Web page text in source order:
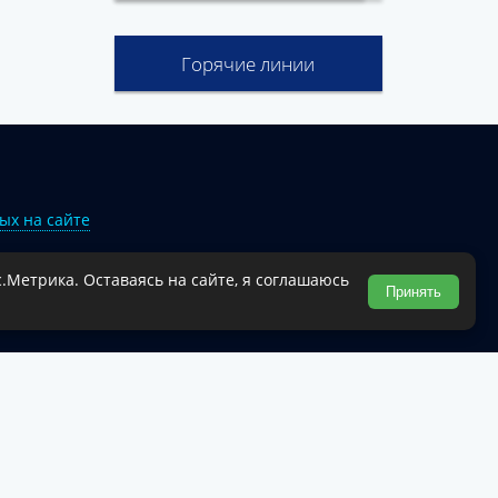
Горячие линии
на сайте
муниципального округа.
Оставаясь на сайте, я соглашаюсь
Принять